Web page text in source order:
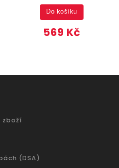
569 Kč
Do košíku
zboží
(DSA)